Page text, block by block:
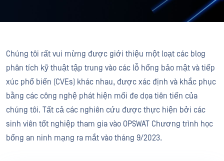
Chúng tôi rất vui mừng được giới thiệu một loạt các blog
phân tích kỹ thuật tập trung vào các lỗ hổng bảo mật và tiếp
xúc phổ biến (CVEs) khác nhau, được xác định và khắc phục
bằng các công nghệ phát hiện mối đe dọa tiên tiến của
chúng tôi. Tất cả các nghiên cứu được thực hiện bởi các
sinh viên tốt nghiệp tham gia vào OPSWAT Chương trình học
bổng an ninh mạng ra mắt vào tháng 9/2023.